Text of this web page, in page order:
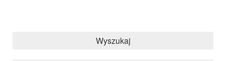
Wyszukaj